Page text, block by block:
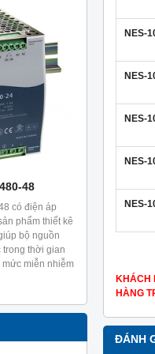
48
có điện áp
phẩm thiết kê
bộ nguồn
trong thời gian
miễn nhiễm
2.Sản phẩm
cài đặt trên
Nguồn
Nguồn
phía sau,
Vui lòng
NES-
NES-
NES-
NES-
NES-
KHÁCH
HÀNG
ĐÁNH